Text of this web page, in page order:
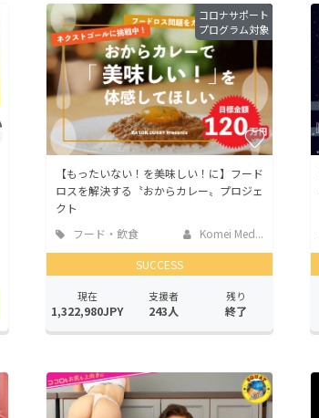
コロナサポート
プログラム対象
【もったいない！を美味しい！に】フード
ロスを解決する〝おからカレー〟プロジェ
クト
フード・飲食
店
Komei Med...
SUCCESS
現在
1,322,980JPY
支援者
243人
残り
終了